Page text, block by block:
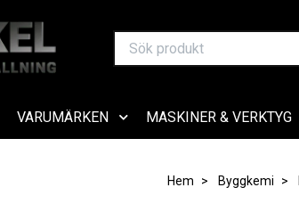
VARUMÄRKEN MASKINER & VERKTYG
Hem Byggkemi